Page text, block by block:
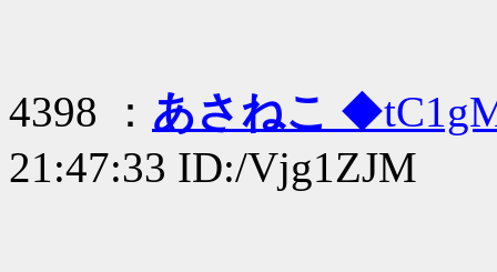
4398 ： あさねこ
21:47:33 ID:/Vjg1ZJM